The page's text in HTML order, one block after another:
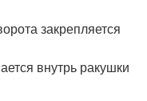
закрепляется
внутрь ракушки